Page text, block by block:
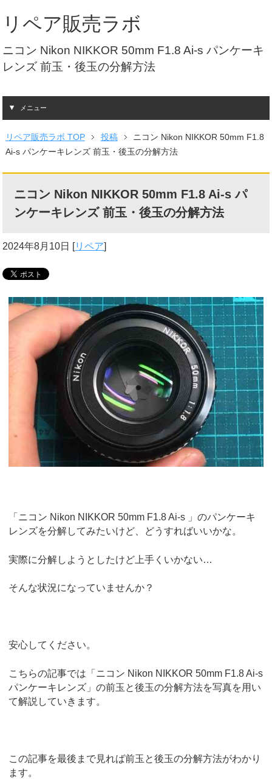
リペア販売ラボ
ニコン Nikon NIKKOR 50mm F1.8 Ai-s パンケーキ
レンズ 前玉・後玉の分解方法
メニュー
リペア販売ラボ TOP 投稿
ニコン Nikon NIKKOR 50mm F1.8
Ai-s パンケーキレンズ 前玉・後玉の分解方法
ニコン Nikon NIKKOR 50mm F1.8 Ai-s パ
ンケーキレンズ 前玉・後玉の分解方法
2024年8月10日 [リペア]
「ニコン Nikon NIKKOR 50mm F1.8 Ai-s 」のパンケーキ
レンズを分解してみたいけど、どうすればいいかな。
実際に分解しようとしたけど上手くいかない…
そんな状況になっていませんか？
安心してください。
こちらの記事では 「ニコン Nikon NIKKOR 50mm F1.8 Ai-s
パンケーキレンズ」の前玉と後玉の分解方法を写真を用い
て解説していきます。
この記事を最後まで見れば前玉と後玉の分解方法がわかり
ます。